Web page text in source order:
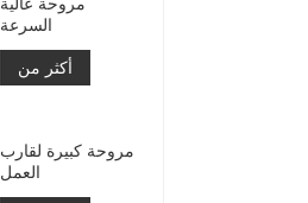
السرعة
أكثر من
مروحة كبيرة لقارب
العمل